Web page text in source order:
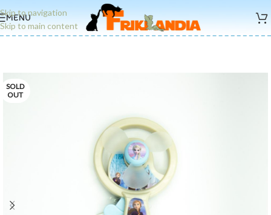
Skip to navigation
Skip to main content
MENU
SOLD
OUT